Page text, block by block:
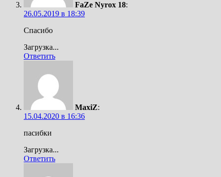
FaZe Nyrox 18:
26.05.2019 в 18:39
Спасибо
Загрузка...
Ответить
MaxiZ:
15.04.2020 в 16:36
пасибки
Загрузка...
Ответить